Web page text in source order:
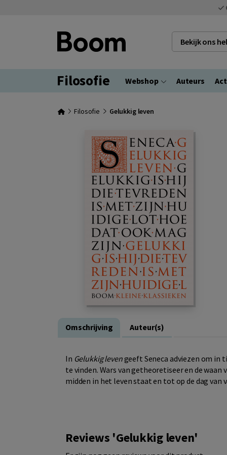
Bekijk ons
Filosofie Webshop Auteurs
Filosofie Gelukkig leven
Omschrijving Auteur(s)
In Gelukkig levengeeft Seneca adviezen om in
te vinden. Wars van getheoretiseer en de
midden in het leven staat en tot op de dag van
Reviews 'Gelukkig leven'